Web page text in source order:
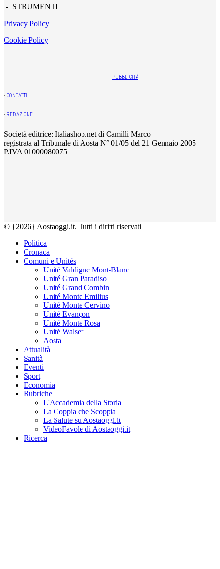
- STRUMENTI
Privacy Policy
Cookie Policy
- PUBBLICITÀ
- CONTATTI
- REDAZIONE
Società editrice: Italiashop.net di Camilli Marco
registrata al Tribunale di Aosta N° 01/05 del 21 Gennaio 2005
P.IVA 01000080075
© {2026} Aostaoggi.it. Tutti i diritti riservati
Politica
Cronaca
Comuni e Unités
Unité Valdigne Mont-Blanc
Unité Gran Paradiso
Unité Grand Combin
Unité Monte Emilius
Unité Monte Cervino
Unité Evançon
Unité Monte Rosa
Unité Walser
Aosta
Attualità
Sanità
Eventi
Sport
Economia
Rubriche
L'Accademia della Storia
La Coppia che Scoppia
La Salute su Aostaoggi.it
VideoFavole di Aostaoggi.it
Ricerca